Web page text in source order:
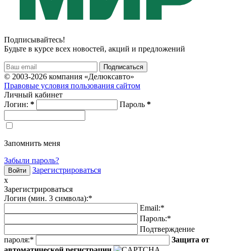
Подписывайтесь!
Будьте в курсе всех новостей, акций и предложений
© 2003-2026 компания «Делюксавто»
Правовые условия пользования сайтом
Личный кабинет
Логин: * Пароль *
Запомнить меня
Забыли пароль?
Зарегистрироваться
x
Зарегистрироваться
Логин (мин. 3 символа):*
Email:*
Пароль:*
Подтверждение
пароля:*
Защита от